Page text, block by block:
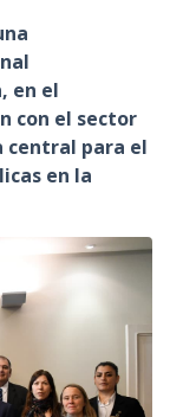
en el
con el sector
central para el
en la